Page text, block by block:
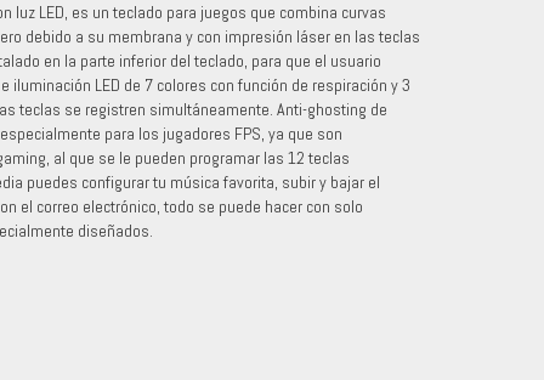
luz LED, es un teclado para juegos que combina curvas
debido a su membrana y con impresión láser en las teclas
en la parte inferior del teclado, para que el usuario
LED de 7 colores con función de respiración y 3
teclas se registren simultáneamente. Anti-ghosting de
para los jugadores FPS, ya que son
al que se le pueden programar las 12 teclas
puedes configurar tu música favorita, subir y bajar el
el correo electrónico, todo se puede hacer con solo
diseñados.